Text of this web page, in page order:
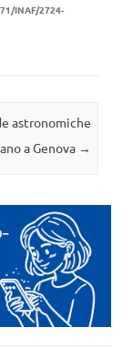
INAF/2724-
astronomiche
a Genova →